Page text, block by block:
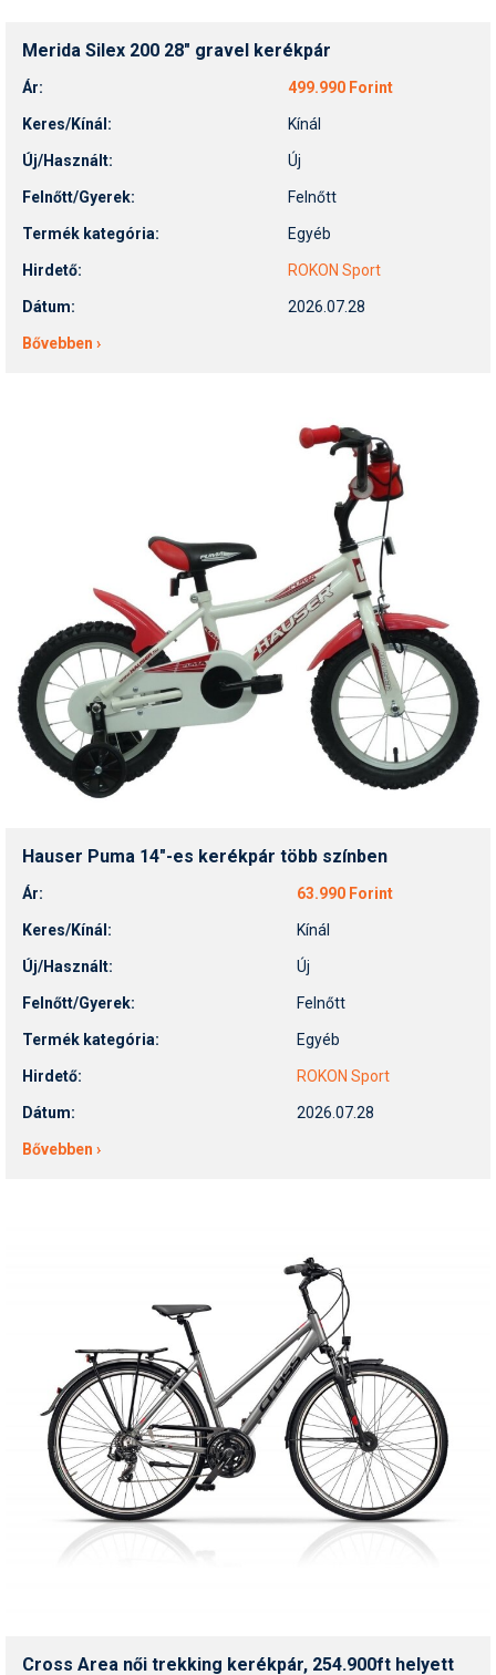
Merida Silex 200 28" gravel kerékpár
Ár: 499.990 Forint
Keres/Kínál: Kínál
Új/Használt: Új
Felnőtt/Gyerek: Felnőtt
Termék kategória: Egyéb
Hirdető: ROKON Sport
Dátum: 2026.07.28
Bővebben ›
Hauser Puma 14"-es kerékpár több színben
Ár: 63.990 Forint
Keres/Kínál: Kínál
Új/Használt: Új
Felnőtt/Gyerek: Felnőtt
Termék kategória: Egyéb
Hirdető: ROKON Sport
Dátum: 2026.07.28
Bővebben ›
Cross Area női trekking kerékpár, 254.900ft helyett